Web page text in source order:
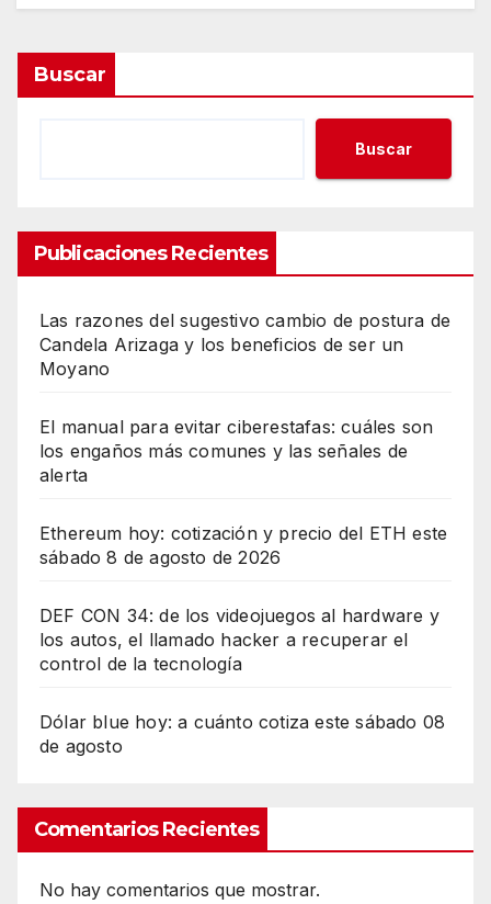
Buscar
Buscar
Publicaciones Recientes
Las razones del sugestivo cambio de postura de
Candela Arizaga y los beneficios de ser un
Moyano
El manual para evitar ciberestafas: cuáles son
los engaños más comunes y las señales de
alerta
Ethereum hoy: cotización y precio del ETH este
sábado 8 de agosto de 2026
DEF CON 34: de los videojuegos al hardware y
los autos, el llamado hacker a recuperar el
control de la tecnología
Dólar blue hoy: a cuánto cotiza este sábado 08
de agosto
Comentarios Recientes
No hay comentarios que mostrar.